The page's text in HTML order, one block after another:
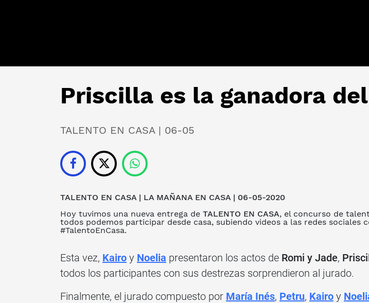
Priscilla es la ganadora
TALENTO EN CASA | 06-05
TALENTO EN CASA | LA MAÑANA EN CASA | 06-05-2020
Hoy tuvimos una nueva entrega de TALENTO EN CASA, el concurso de
todos podemos participar desde casa, subiendo videos a las redes sociales
#TalentoEnCasa.
Esta vez, Kairo y Noelia presentaron los actos de Romi y Jade,
todos los participantes con sus destrezas sorprendieron al jurado.
Finalmente, el jurado compuesto por María Inés, Petru, Kairo y